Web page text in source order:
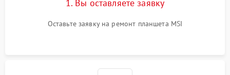
Память и данные
Режим работы
1. Вы оставляете заявку
Оставьте заявку на ремонт планшета MSI